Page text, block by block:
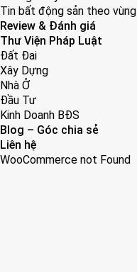
Tin bất động sản theo vùng
Review & Đánh giá
Thư Viện Pháp Luật
Đất Đai
Xây Dựng
Nhà Ở
Đầu Tư
Kinh Doanh BĐS
Blog – Góc chia sẻ
Liên hệ
WooCommerce not Found